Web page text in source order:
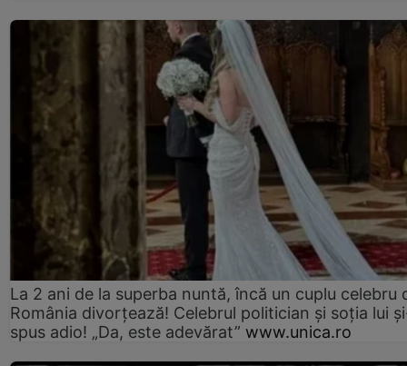
La 2 ani de la superba nuntă, încă un cuplu celebru
România divorțează! Celebrul politician și soția lui
spus adio! „Da, este adevărat” www.unica.ro